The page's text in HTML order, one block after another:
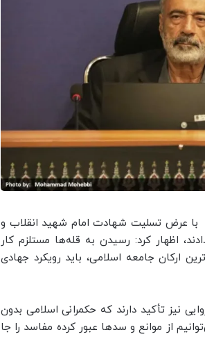
با عرض تسلیت شهادت امام شهید انقلاب و
اظهار کرد: رسیدن به قله‌ها مستلزم کار
ارکان جامعه اسلامی، باید رویکرد جهادی
نیز تأکید دارند که حکمرانی اسلامی بدون
از موانع و سدها عبور کرده مفاسد را جا